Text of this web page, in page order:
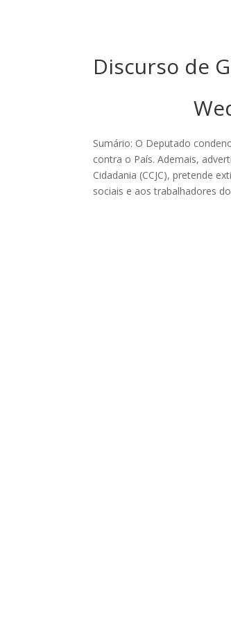
Discurso de
Sumário: O Deputado
contra o País. Ademais,
Cidadania (CCJC), pretende
sociais e aos trabalhadores